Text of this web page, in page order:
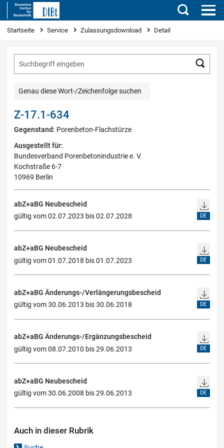
Suchen
Sie sind hier
Startseite Service Zulassungsdownload Detail
Genau diese Wort-/Zeichenfolge suchen
Z-17.1-634
Gegenstand: Porenbeton-Flachstürze
Ausgestellt für:
Bundesverband Porenbetonindustrie e. V.
Kochstraße 6-7
10969 Berlin
abZ+aBG Neubescheid
gültig vom 02.07.2023 bis 02.07.2028
DE
abZ+aBG Neubescheid
gültig vom 01.07.2018 bis 01.07.2023
DE
abZ+aBG Änderungs-/Verlängerungsbescheid
gültig vom 30.06.2013 bis 30.06.2018
DE
abZ+aBG Änderungs-/Ergänzungsbescheid
gültig vom 08.07.2010 bis 29.06.2013
DE
abZ+aBG Neubescheid
gültig vom 30.06.2008 bis 29.06.2013
DE
Auch in dieser Rubrik